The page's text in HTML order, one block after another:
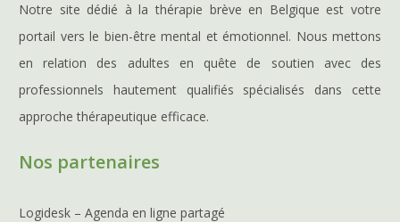
Notre site dédié à la thérapie brève en Belgique est votre
portail vers le bien-être mental et émotionnel. Nous mettons
en relation des adultes en quête de soutien avec des
professionnels hautement qualifiés spécialisés dans cette
approche thérapeutique efficace.
Nos partenaires
Logidesk – Agenda en ligne partagé